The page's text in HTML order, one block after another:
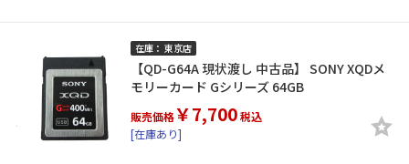
在庫： 東京店
【QD-G64A 現状渡し 中古品】 SONY XQDメ
モリーカード Gシリーズ 64GB
販売価格￥7,700税込
[在庫あり]